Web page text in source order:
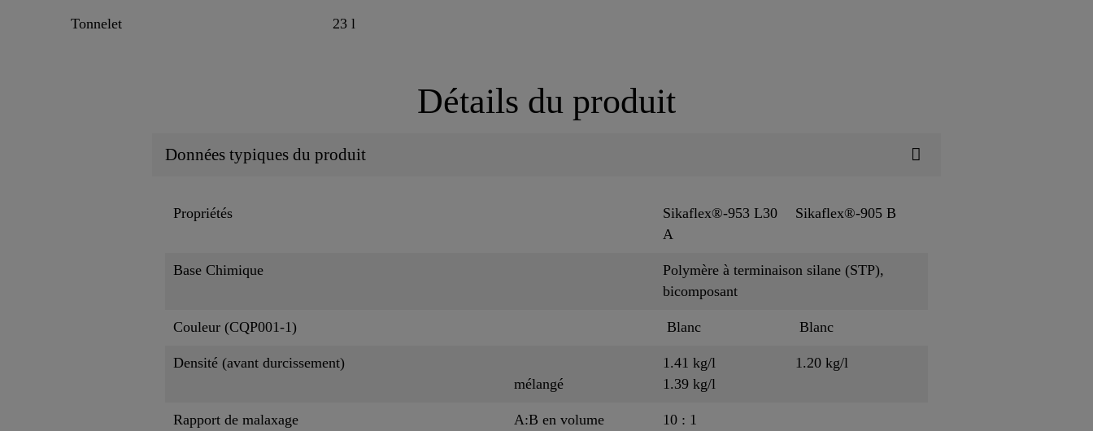
Tonnelet 23 l
Détails du produit
Données typiques du produit
Propriétés
Sikaflex®-953 L30
A
Sikaflex®-905 B
Base Chimique
Polymère à terminaison silane (STP),
bicomposant
Couleur (CQP001-1) Blanc Blanc
Densité (avant durcissement)
mélangé
1.41 kg/l
1.20 kg/l
1.39 kg/l
Rapport de malaxage
A:B en volume
10 : 1